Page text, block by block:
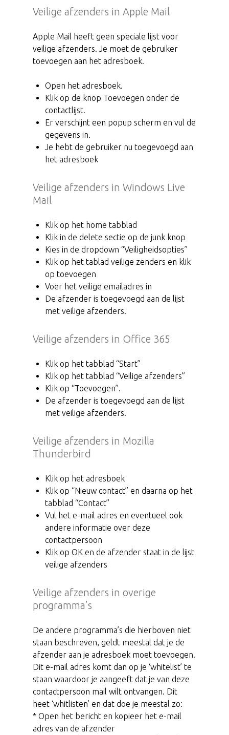
Veilige afzenders in Apple Mail
Apple Mail heeft geen speciale lijst voor
veilige afzenders. Je moet de gebruiker
toevoegen aan het adresboek.
Open het adresboek.
Klik op de knop Toevoegen onder de
contactlijst.
Er verschijnt een popup scherm en vul de
gegevens in.
Je hebt de gebruiker nu toegevoegd aan
het adresboek
Veilige afzenders in Windows Live
Mail
Klik op het home tabblad
Klik in de delete sectie op de junk knop
Kies in de dropdown “Veiligheidsopties”
Klik op het tablad veilige zenders en klik
op toevoegen
Voer het veilige emailadres in
De afzender is toegevoegd aan de lijst
met veilige afzenders.
Veilige afzenders in Office 365
Klik op het tabblad “Start”
Klik op het tabblad “Veilige afzenders”
Klik op “Toevoegen”.
De afzender is toegevoegd aan de lijst
met veilige afzenders.
Veilige afzenders in Mozilla
Thunderbird
Klik op het adresboek
Klik op “Nieuw contact” en daarna op het
tabblad “Contact”
Vul het e-mail adres en eventueel ook
andere informatie over deze
contactpersoon
Klik op OK en de afzender staat in de lijst
veilige afzenders
Veilige afzenders in overige
programma’s
De andere programma’s die hierboven niet
staan beschreven, geldt meestal dat je de
afzender aan je adresboek moet toevoegen.
Dit e-mail adres komt dan op je ‘whitelist’ te
staan waardoor je aangeeft dat je van deze
contactpersoon mail wilt ontvangen. Dit
heet ‘whitlisten’ en dat doe je meestal zo:
* Open het bericht en kopieer het e-mail
adres van de afzender